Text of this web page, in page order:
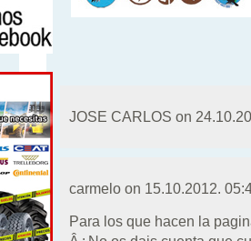
JOSE CARLOS on
carmelo on 15.10.2012.
Para los que hacen la